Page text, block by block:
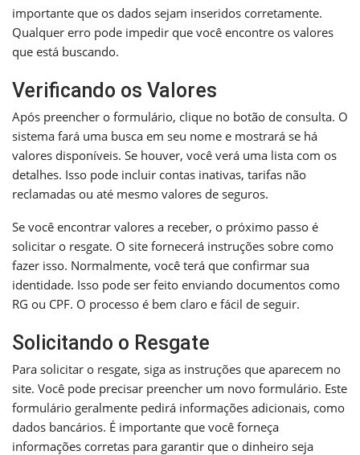
importante que os dados sejam inseridos corretamente.
Qualquer erro pode impedir que você encontre os valores
que está buscando.
Verificando os Valores
Após preencher o formulário, clique no botão de consulta. O
sistema fará uma busca em seu nome e mostrará se há
valores disponíveis. Se houver, você verá uma lista com os
detalhes. Isso pode incluir contas inativas, tarifas não
reclamadas ou até mesmo valores de seguros.
Se você encontrar valores a receber, o próximo passo é
solicitar o resgate. O site fornecerá instruções sobre como
fazer isso. Normalmente, você terá que confirmar sua
identidade. Isso pode ser feito enviando documentos como
RG ou CPF. O processo é bem claro e fácil de seguir.
Solicitando o Resgate
Para solicitar o resgate, siga as instruções que aparecem no
site. Você pode precisar preencher um novo formulário. Este
formulário geralmente pedirá informações adicionais, como
dados bancários. É importante que você forneça
informações corretas para garantir que o dinheiro seja